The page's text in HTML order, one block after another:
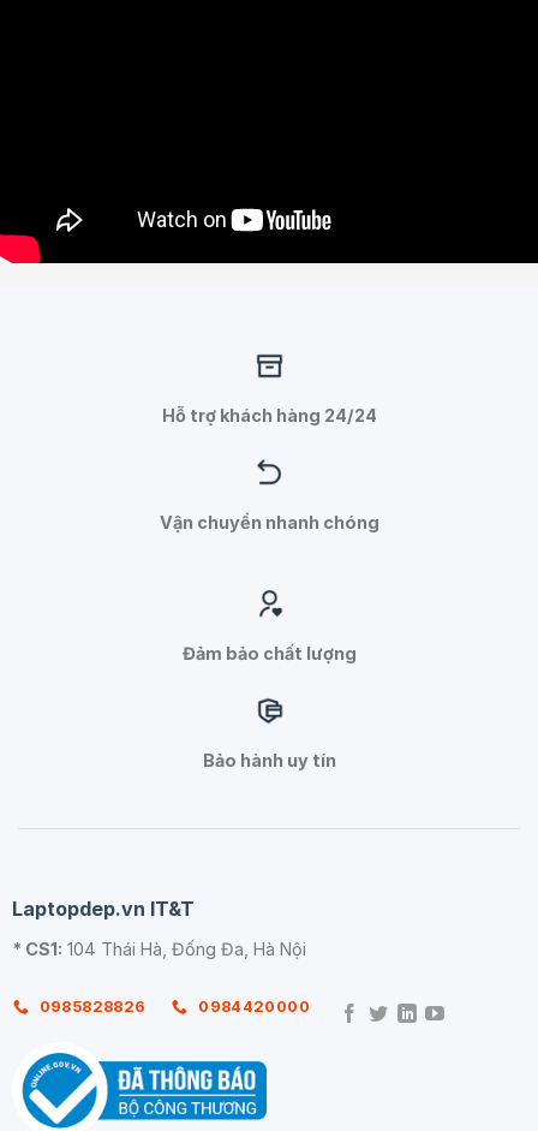
Hỗ trợ khách hàng 24/24
Vận chuyển nhanh chóng
Đảm bảo chất lượng
Bảo hành uy tín
Laptopdep.vn IT&T
* CS1: 104 Thái Hà, Đống Đa, Hà Nội
0985828826 0984420000